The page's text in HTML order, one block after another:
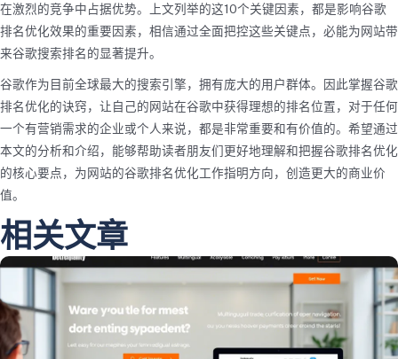
在激烈的竞争中占据优势。上文列举的这10个关键因素，都是影响谷歌
排名优化效果的重要因素，相信通过全面把控这些关键点，必能为网站带
来谷歌搜索排名的显著提升。
谷歌作为目前全球最大的搜索引擎，拥有庞大的用户群体。因此掌握谷歌
排名优化的诀窍，让自己的网站在谷歌中获得理想的排名位置，对于任何
一个有营销需求的企业或个人来说，都是非常重要和有价值的。希望通过
本文的分析和介绍，能够帮助读者朋友们更好地理解和把握谷歌排名优化
的核心要点，为网站的谷歌排名优化工作指明方向，创造更大的商业价
值。
相关文章